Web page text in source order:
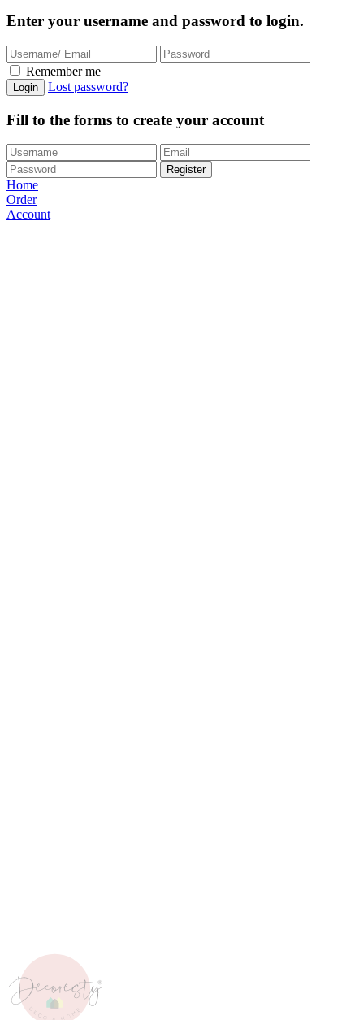
Enter your username and password to login.
Remember me
Login Lost password?
Fill to the forms to create your account
Register
Home
Order
Account